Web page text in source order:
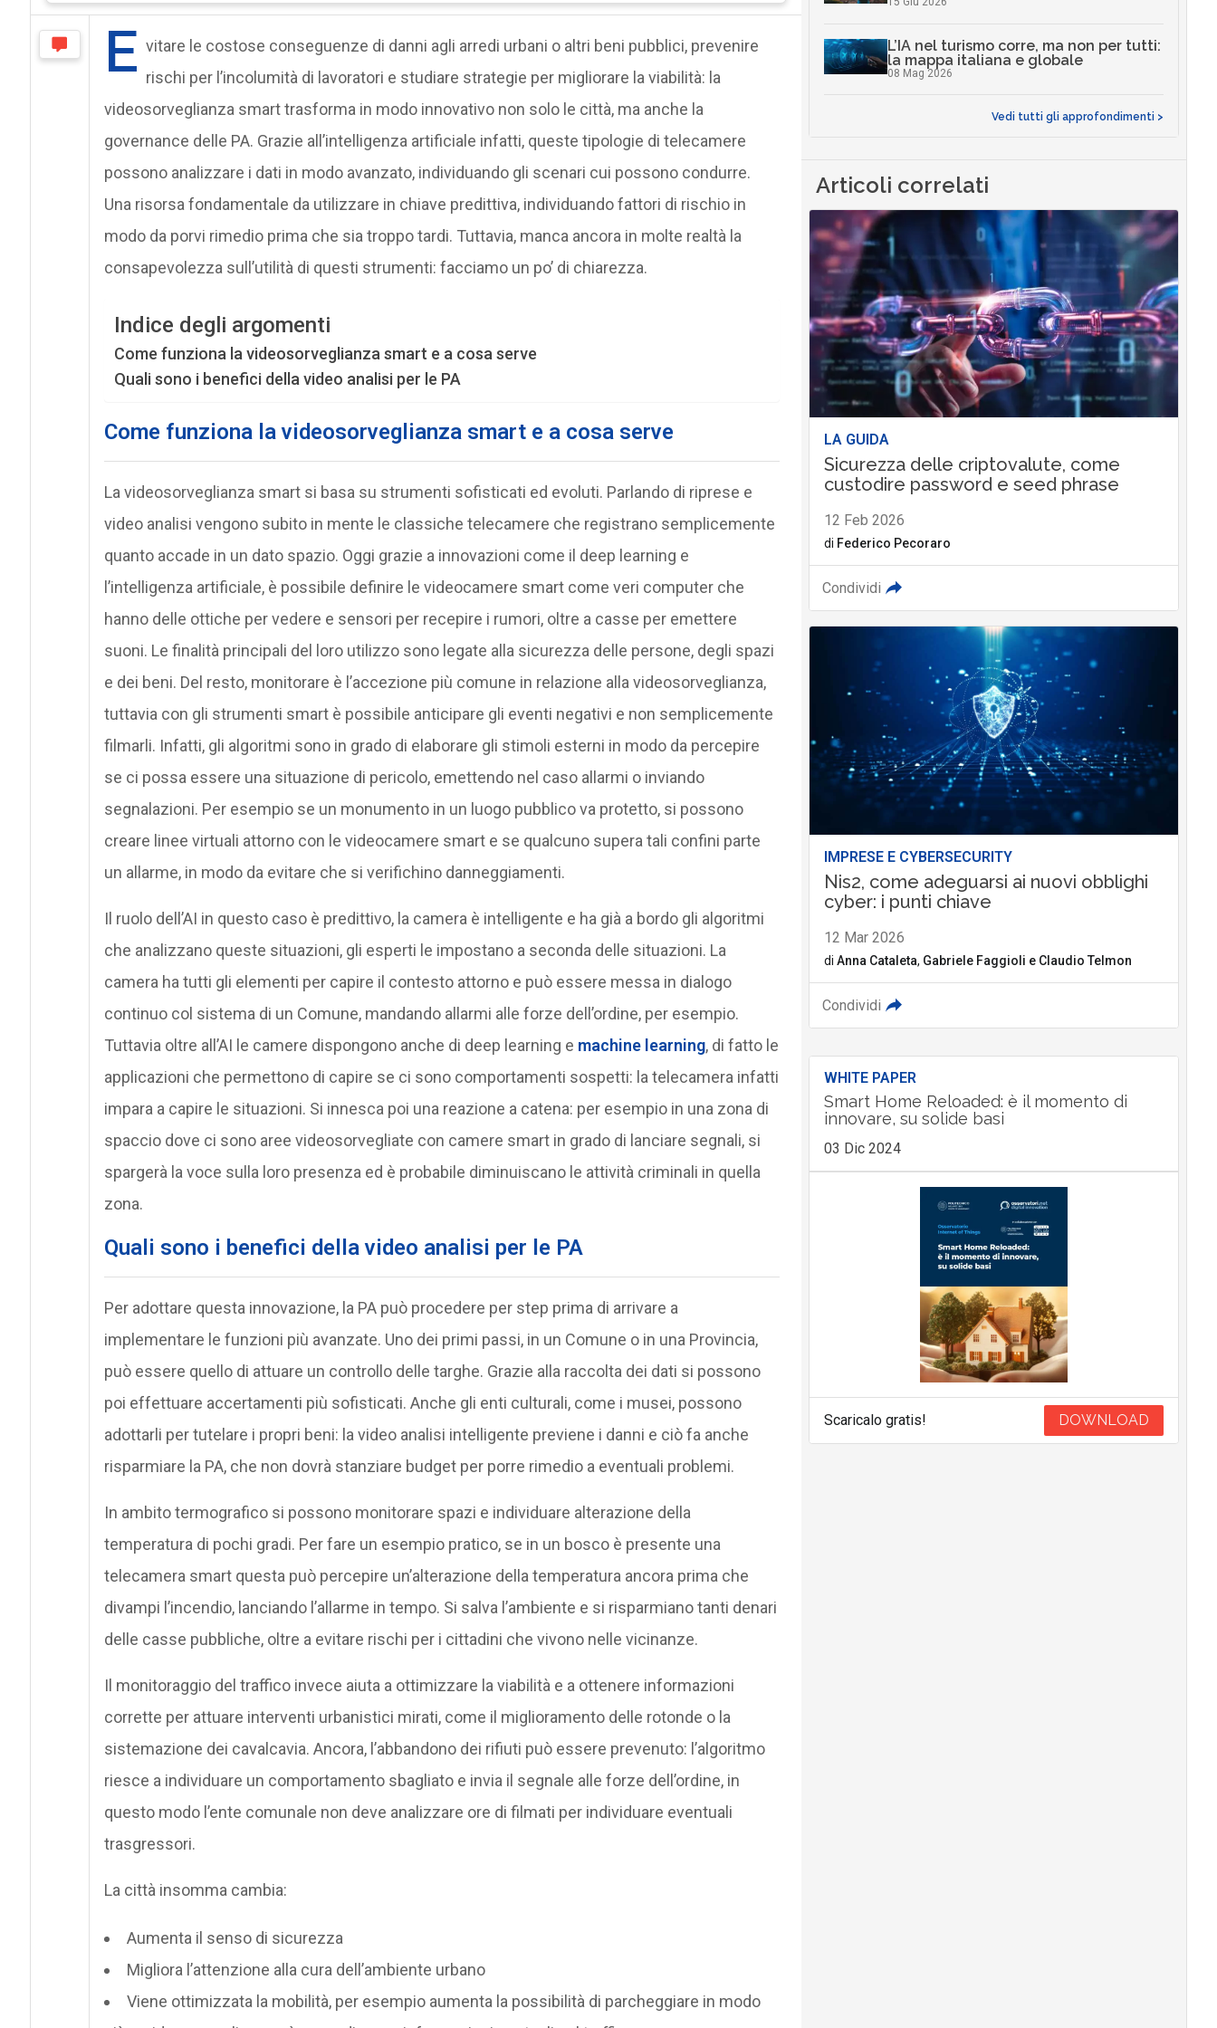
E vitare le costose conseguenze di danni agli arredi urbani o altri beni pubblici, prevenire
rischi per l’incolumità di lavoratori e studiare strategie per migliorare la viabilità: la
videosorveglianza smart trasforma in modo innovativo non solo le città, ma anche la
governance delle PA. Grazie all’intelligenza artificiale infatti, queste tipologie di telecamere
possono analizzare i dati in modo avanzato, individuando gli scenari cui possono condurre.
Una risorsa fondamentale da utilizzare in chiave predittiva, individuando fattori di rischio in
modo da porvi rimedio prima che sia troppo tardi. Tuttavia, manca ancora in molte realtà la
consapevolezza sull’utilità di questi strumenti: facciamo un po’ di chiarezza.
Indice degli argomenti
Come funziona la videosorveglianza smart e a cosa serve
Quali sono i benefici della video analisi per le PA
Come funziona la videosorveglianza smart e a cosa serve
La videosorveglianza smart si basa su strumenti sofisticati ed evoluti. Parlando di riprese e
video analisi vengono subito in mente le classiche telecamere che registrano semplicemente
quanto accade in un dato spazio. Oggi grazie a innovazioni come il deep learning e
l’intelligenza artificiale, è possibile definire le videocamere smart come veri computer che
hanno delle ottiche per vedere e sensori per recepire i rumori, oltre a casse per emettere
suoni. Le finalità principali del loro utilizzo sono legate alla sicurezza delle persone, degli spazi
e dei beni. Del resto, monitorare è l’accezione più comune in relazione alla videosorveglianza,
tuttavia con gli strumenti smart è possibile anticipare gli eventi negativi e non semplicemente
filmarli. Infatti, gli algoritmi sono in grado di elaborare gli stimoli esterni in modo da percepire
se ci possa essere una situazione di pericolo, emettendo nel caso allarmi o inviando
segnalazioni. Per esempio se un monumento in un luogo pubblico va protetto, si possono
creare linee virtuali attorno con le videocamere smart e se qualcuno supera tali confini parte
un allarme, in modo da evitare che si verifichino danneggiamenti.
Il ruolo dell’AI in questo caso è predittivo, la camera è intelligente e ha già a bordo gli algoritmi
che analizzano queste situazioni, gli esperti le impostano a seconda delle situazioni. La
camera ha tutti gli elementi per capire il contesto attorno e può essere messa in dialogo
continuo col sistema di un Comune, mandando allarmi alle forze dell’ordine, per esempio.
Tuttavia oltre all’AI le camere dispongono anche di deep learning e machine learning, di fatto le
applicazioni che permettono di capire se ci sono comportamenti sospetti: la telecamera infatti
impara a capire le situazioni. Si innesca poi una reazione a catena: per esempio in una zona di
spaccio dove ci sono aree videosorvegliate con camere smart in grado di lanciare segnali, si
spargerà la voce sulla loro presenza ed è probabile diminuiscano le attività criminali in quella
zona.
Quali sono i benefici della video analisi per le PA
Per adottare questa innovazione, la PA può procedere per step prima di arrivare a
implementare le funzioni più avanzate. Uno dei primi passi, in un Comune o in una Provincia,
può essere quello di attuare un controllo delle targhe. Grazie alla raccolta dei dati si possono
poi effettuare accertamenti più sofisticati. Anche gli enti culturali, come i musei, possono
adottarli per tutelare i propri beni: la video analisi intelligente previene i danni e ciò fa anche
risparmiare la PA, che non dovrà stanziare budget per porre rimedio a eventuali problemi.
In ambito termografico si possono monitorare spazi e individuare alterazione della
temperatura di pochi gradi. Per fare un esempio pratico, se in un bosco è presente una
telecamera smart questa può percepire un’alterazione della temperatura ancora prima che
divampi l’incendio, lanciando l’allarme in tempo. Si salva l’ambiente e si risparmiano tanti denari
delle casse pubbliche, oltre a evitare rischi per i cittadini che vivono nelle vicinanze.
Il monitoraggio del traffico invece aiuta a ottimizzare la viabilità e a ottenere informazioni
corrette per attuare interventi urbanistici mirati, come il miglioramento delle rotonde o la
sistemazione dei cavalcavia. Ancora, l’abbandono dei rifiuti può essere prevenuto: l’algoritmo
riesce a individuare un comportamento sbagliato e invia il segnale alle forze dell’ordine, in
questo modo l’ente comunale non deve analizzare ore di filmati per individuare eventuali
trasgressori.
La città insomma cambia:
Aumenta il senso di sicurezza
Migliora l’attenzione alla cura dell’ambiente urbano
Viene ottimizzata la mobilità, per esempio aumenta la possibilità di parcheggiare in modo
L’IA nel turismo corre, ma non per tutti:
la mappa italiana e globale
08 Mag 2026
Vedi tutti gli approfondimenti >
Articoli correlati
LA GUIDA
Sicurezza delle criptovalute, come
custodire password e seed phrase
12 Feb 2026
di Federico Pecoraro
Condividi
IMPRESE E CYBERSECURITY
Nis2, come adeguarsi ai nuovi obblighi
cyber: i punti chiave
12 Mar 2026
di Anna Cataleta, Gabriele Faggioli e Claudio Telmon
Condividi
WHITE PAPER
Smart Home Reloaded: è il momento di
innovare, su solide basi
03 Dic 2024
Scaricalo gratis! DOWNLOAD